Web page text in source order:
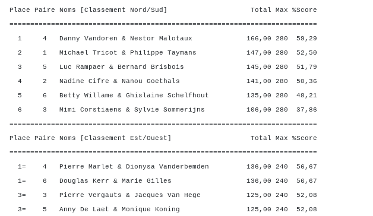
Place Paire Noms [Classement Nord/Sud] Total Max %Score
==========================================================================
1 4 Danny Vandoren & Nestor Malotaux 166,00 280 59,29
2 1 Michael Tricot & Philippe Taymans 147,00 280 52,50
3 5 Luc Rampaer & Bernard Brisbois 145,00 280 51,79
4 2 Nadine Cifre & Nanou Goethals 141,00 280 50,36
5 6 Betty Willame & Ghislaine Schelfhout 135,00 280 48,21
6 3 Mimi Corstiaens & Sylvie Sommerijns 106,00 280 37,86
==========================================================================
Place Paire Noms [Classement Est/Ouest] Total Max %Score
==========================================================================
1= 4 Pierre Marlet & Dionysa Vanderbemden 136,00 240 56,67
1= 6 Douglas Kerr & Marie Gilles 136,00 240 56,67
3= 3 Pierre Vergauts & Jacques Van Hege 125,00 240 52,08
3= 5 Anny De Laet & Monique Koning 125,00 240 52,08